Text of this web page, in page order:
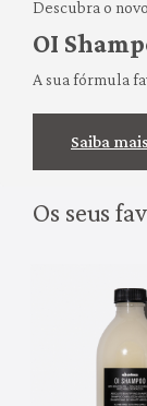
Descubra o
OI
A sua fórmula
Saiba mais
Os seus